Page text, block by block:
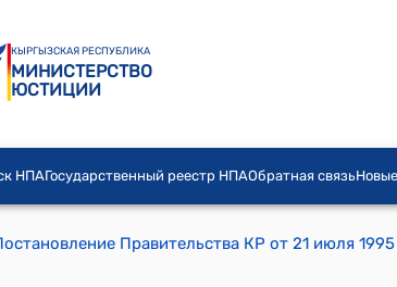
КЫРГЫЗСКАЯ РЕСПУБЛИКА
МИНИСТЕРСТВО
ЮСТИЦИИ
НПАГосударственный реестр НПАОбратная связь